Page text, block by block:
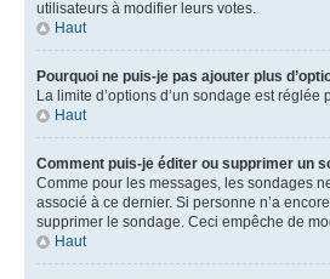
utilisateurs à modifier leurs votes.
Haut
Pourquoi ne puis-je pas ajouter plus
La limite d’options d’un sondage est
Haut
Comment puis-je éditer ou supprimer un
Comme pour les messages, les sondages
associé à ce dernier. Si personne n’a
supprimer le sondage. Ceci empêche de
Haut